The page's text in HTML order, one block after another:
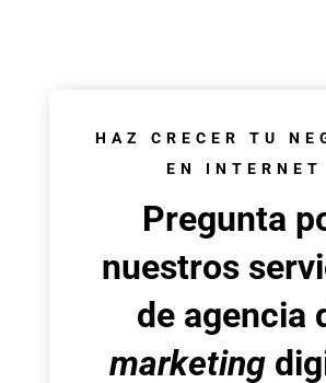
HAZ CRECER TU
EN INTERNET
Pregunta
nuestros
de agencia
marketing